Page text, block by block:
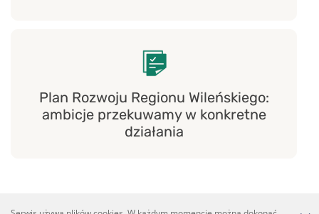
Plan Rozwoju Regionu Wileńskiego:
ambicje przekuwamy w konkretne
działania